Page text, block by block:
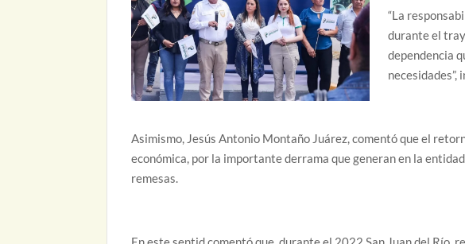
“La
durante el
dependencia
necesidades”,
Asimismo, Jesús Antonio Montaño Juárez, comentó que el
económica, por la importante derrama que generan en la
remesas.